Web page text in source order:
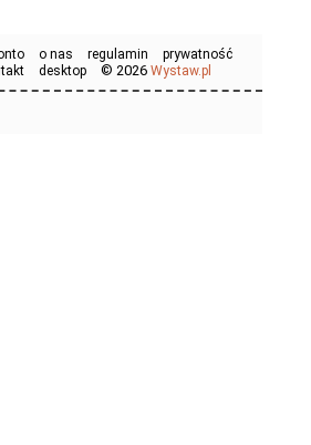
o nas regulamin
prywatność
desktop © 2026 Wystaw.pl